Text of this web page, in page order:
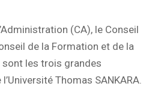
(CA), le Conseil
de la Formation et de la
sont les trois grandes
Thomas SANKARA.